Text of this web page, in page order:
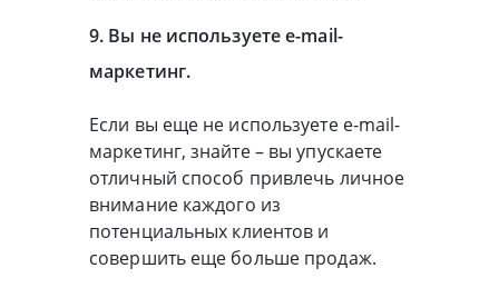
9. Вы не используете e-mail-
маркетинг.
Если вы еще не используете e-mail-
маркетинг, знайте – вы упускаете
отличный способ привлечь личное
внимание каждого из
потенциальных клиентов и
совершить еще больше продаж.